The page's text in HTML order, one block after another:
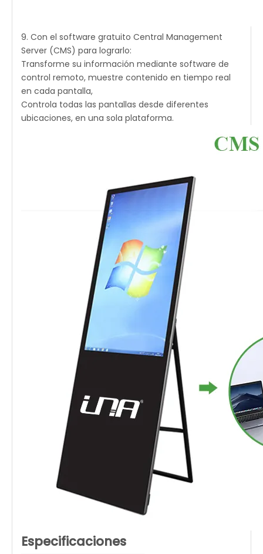
9. Con el software gratuito Central Management
Server (CMS) para lograrlo:
Transforme su información mediante software de
control remoto, muestre contenido en tiempo real
en cada pantalla,
Controla todas las pantallas desde diferentes
ubicaciones, en una sola plataforma.
Especificaciones